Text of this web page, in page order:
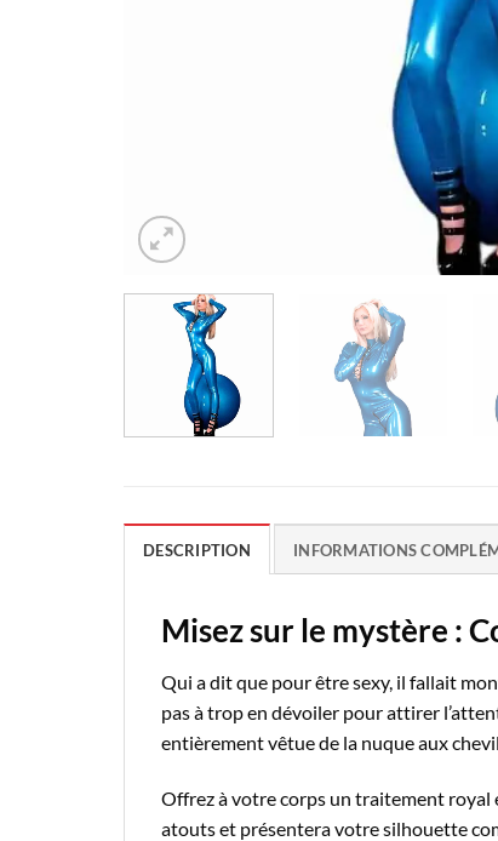
DESCRIPTION INFORMATIONS
Misez sur le mystère :
Qui a dit que pour être sexy, il fallait
pas à trop en dévoiler pour attirer
entièrement vêtue de la nuque aux
Offrez à votre corps un traitement royal
atouts et présentera votre silhouette